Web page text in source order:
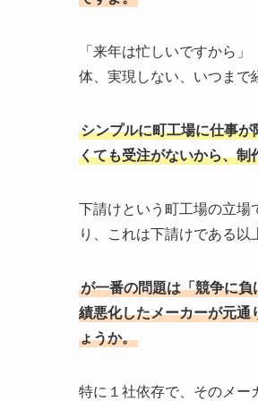
「来年は忙しいですから
体、実現しない、いつまで
シンプルに町工場に仕事
くても受注がないから、制
下請けという町工場の立場
り、これは下請けである以
が一番の問題は「競争に
績悪化したメーカーが元通
ょうか。
特に１社依存で、そのメー